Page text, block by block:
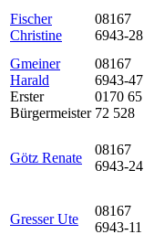
Fischer
Christine
08167
6943-28
Gmeiner
Harald
Erster
Bürgermeister
08167
6943-47
0170 65
72 528
Götz Renate
08167
6943-24
Gresser Ute
08167
6943-11